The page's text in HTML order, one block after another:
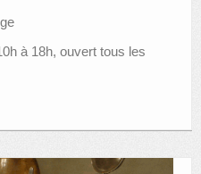
à 18h, ouvert tous les